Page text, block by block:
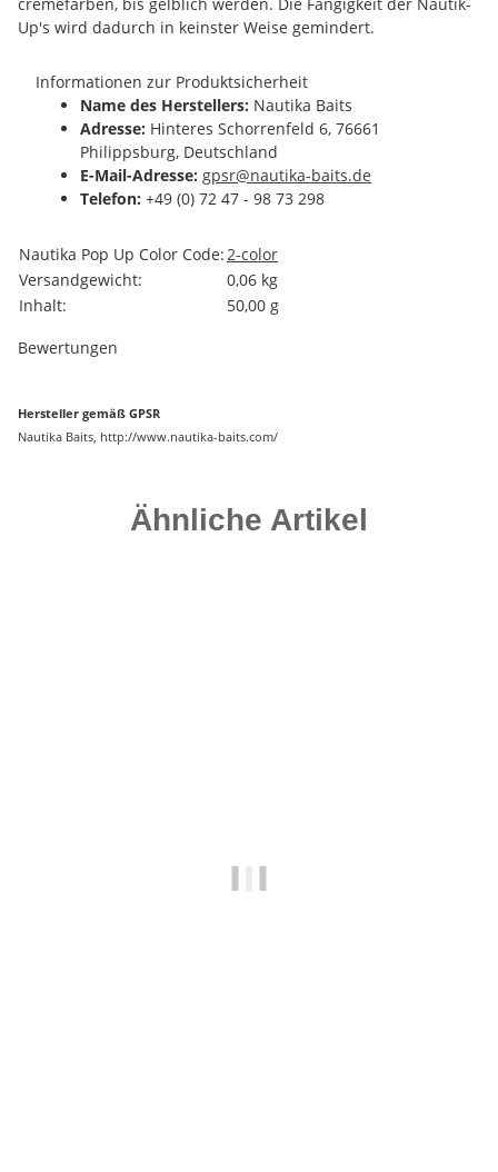
Up's wird dadurch in keinster Weise gemindert.
Informationen zur Produktsicherheit
Name des Herstellers: Nautika Baits
Adresse: Hinteres Schorrenfeld 6, 76661
Philippsburg, Deutschland
E-Mail-Adresse: gpsr@nautika-baits.de
Telefon: +49 (0) 72 47 - 98 73 298
Produkteigenschaft
Wert
Nautika Pop Up Color Code:2-color
Versandgewicht:
0,06 kg
Inhalt:
50,00 g
Bewertungen
Hersteller gemäß GPSR
Nautika Baits, http://www.nautika-baits.com/
Ähnliche Artikel